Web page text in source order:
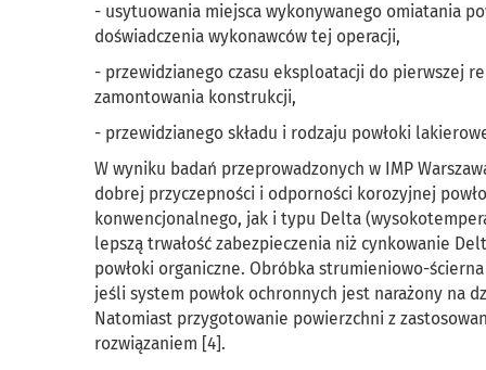
- usytuowania miejsca wykonywanego omiatania
doświadczenia wykonawców tej operacji,
- przewidzianego czasu eksploatacji do pierwszej
zamontowania konstrukcji,
- przewidzianego składu i rodzaju powłoki
W wyniku badań przeprowadzonych w IMP
dobrej przyczepności i odporności korozyjnej
konwencjonalnego, jak i typu Delta
lepszą trwałość zabezpieczenia niż cynkowanie
powłoki organiczne. Obróbka strumieniowo-
jeśli system powłok ochronnych jest narażony na
Natomiast przygotowanie powierzchni z
rozwiązaniem [4].